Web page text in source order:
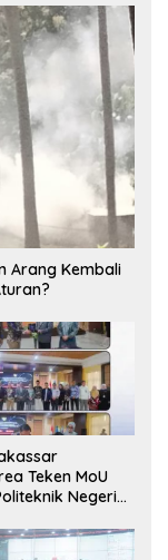
Arang Kembali
Teken MoU
Negeri